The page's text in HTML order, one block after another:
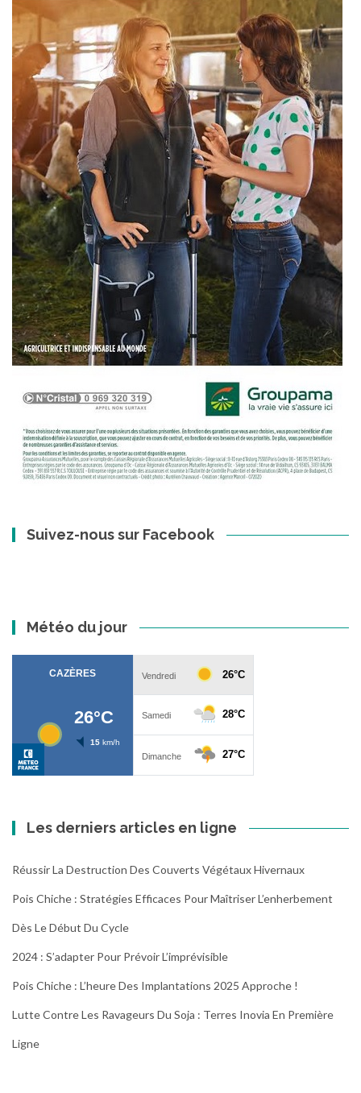
Suivez-nous sur Facebook
Météo du jour
Les derniers articles en ligne
Réussir La Destruction Des Couverts Végétaux Hivernaux
Pois Chiche : Stratégies Efficaces Pour Maîtriser L’enherbement
Dès Le Début Du Cycle
2024 : S’adapter Pour Prévoir L’imprévisible
Pois Chiche : L’heure Des Implantations 2025 Approche !
Lutte Contre Les Ravageurs Du Soja : Terres Inovia En Première
Ligne